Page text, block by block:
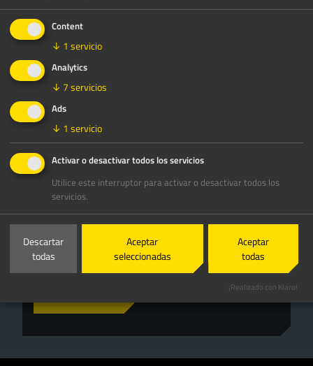
Del 15 al 17 de marzo de 2027, «
», Nueva Orleans, Luisiana
RUBBLE MASTER HMH GmbH
Im Südpark 196
4030 Linz, Austria
Content
↓ 1 servicio
Analytics
↓ 7servicios
Ads
↓ 1 servicio
Activar o desactivar todos los servicios
Utilice este interruptor para activar o desactivar todos los
servicios.
Descartar
todas
Aceptar
seleccionadas
Aceptar
todas
¡Realizado con Klaro!